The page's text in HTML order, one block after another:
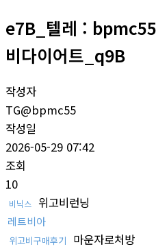
e7B_텔레 :
비다이어트_q9B
작성자
TG@bpmc55
작성일
2026-05-29 07:42
조회
10
비닉스 위고비런닝
레트비아
위고비구매후기 마운자로처방